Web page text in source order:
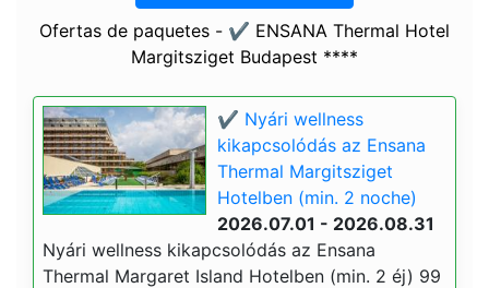
Ofertas de paquetes - ✔️ ENSANA Thermal Hotel
Margitsziget Budapest ****
✔️ Nyári wellness
kikapcsolódás az Ensana
Thermal Margitsziget
Hotelben (min. 2 noche)
2026.07.01 - 2026.08.31
Nyári wellness kikapcsolódás az Ensana
Thermal Margaret Island Hotelben (min. 2 éj) 99